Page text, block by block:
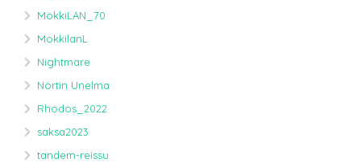
MökkiLAN_70
MokkilanL
Nightmare
Nörtin Unelma
Rhodos_2022
saksa2023
tandem-reissu